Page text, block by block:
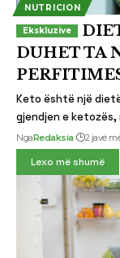
NUTRICION
DUHET TA
Keto është një
gjendjen e
NgaRedaksia 2 javë
Lexo më shumë